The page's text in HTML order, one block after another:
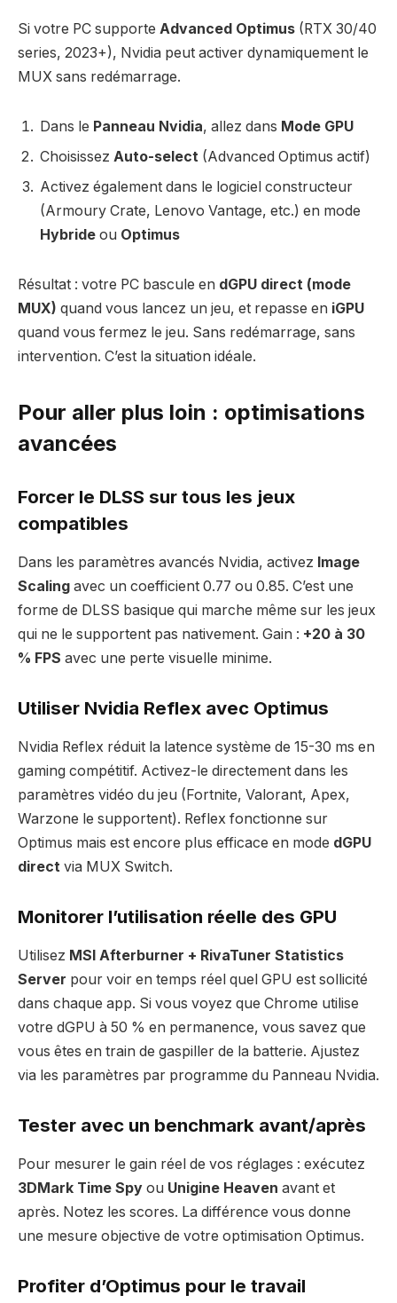
Si votre PC supporte Advanced Optimus (RTX 30/40
series, 2023+), Nvidia peut activer dynamiquement le
MUX sans redémarrage.
Dans le Panneau Nvidia, allez dans Mode GPU
Choisissez Auto-select (Advanced Optimus actif)
Activez également dans le logiciel constructeur
(Armoury Crate, Lenovo Vantage, etc.) en mode
Hybride ou Optimus
Résultat : votre PC bascule en dGPU direct (mode
MUX) quand vous lancez un jeu, et repasse en iGPU
quand vous fermez le jeu. Sans redémarrage, sans
intervention. C’est la situation idéale.
Pour aller plus loin : optimisations
avancées
Forcer le DLSS sur tous les jeux
compatibles
Dans les paramètres avancés Nvidia, activez Image
Scaling avec un coefficient 0.77 ou 0.85. C’est une
forme de DLSS basique qui marche même sur les jeux
qui ne le supportent pas nativement. Gain : +20 à 30
% FPS avec une perte visuelle minime.
Utiliser Nvidia Reflex avec Optimus
Nvidia Reflex réduit la latence système de 15-30 ms en
gaming compétitif. Activez-le directement dans les
paramètres vidéo du jeu (Fortnite, Valorant, Apex,
Warzone le supportent). Reflex fonctionne sur
Optimus mais est encore plus efficace en mode dGPU
direct via MUX Switch.
Monitorer l’utilisation réelle des GPU
Utilisez MSI Afterburner + RivaTuner Statistics
Server pour voir en temps réel quel GPU est sollicité
dans chaque app. Si vous voyez que Chrome utilise
votre dGPU à 50 % en permanence, vous savez que
vous êtes en train de gaspiller de la batterie. Ajustez
via les paramètres par programme du Panneau Nvidia.
Tester avec un benchmark avant/après
Pour mesurer le gain réel de vos réglages : exécutez
3DMark Time Spy ou Unigine Heaven avant et
après. Notez les scores. La différence vous donne
une mesure objective de votre optimisation Optimus.
Profiter d’Optimus pour le travail